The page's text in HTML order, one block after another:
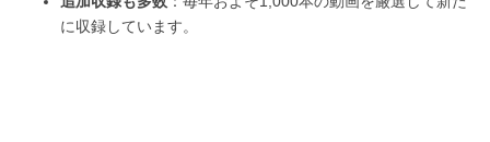
に収録しています。